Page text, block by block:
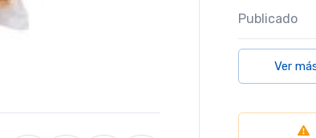
Publicado
Ver